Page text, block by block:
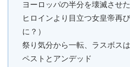
ヨーロッパの半分を壊滅させ
ヒロインより目立つ女皇帝再
に？）
祭り気分から一転、ラスボス
ペストとアンデッド